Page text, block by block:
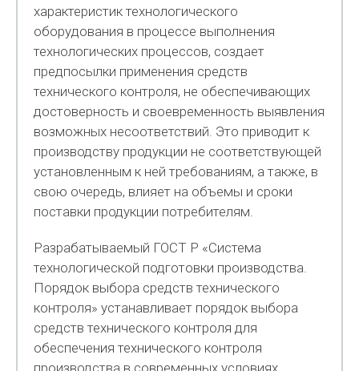
характеристик технологического
оборудования в процессе выполнения
технологических процессов, создает
предпосылки применения средств
технического контроля, не обеспечивающих
достоверность и своевременность выявления
возможных несоответствий. Это приводит к
производству продукции не соответствующей
установленным к ней требованиям, а также, в
свою очередь, влияет на объемы и сроки
поставки продукции потребителям.
Разрабатываемый ГОСТ Р «Система
технологической подготовки производства.
Порядок выбора средств технического
контроля» устанавливает порядок выбора
средств технического контроля для
обеспечения технического контроля
производства в современных условиях.